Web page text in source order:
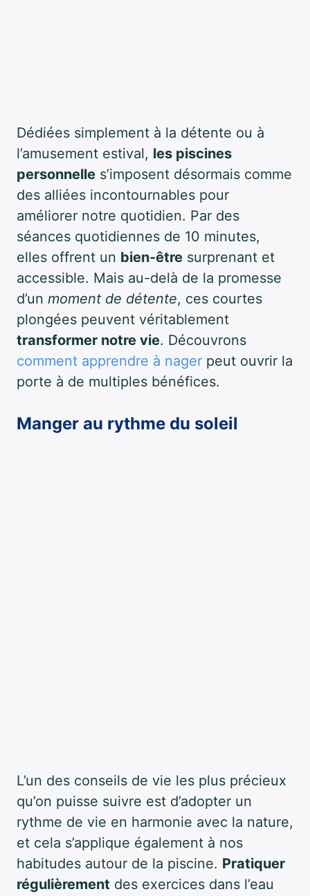
Dédiées simplement à la détente ou à
l’amusement estival, les piscines
personnelle s’imposent désormais comme
des alliées incontournables pour
améliorer notre quotidien. Par des
séances quotidiennes de 10 minutes,
elles offrent un bien-être surprenant et
accessible. Mais au-delà de la promesse
d’un moment de détente, ces courtes
plongées peuvent véritablement
transformer notre vie. Découvrons
comment apprendre à nager peut ouvrir la
porte à de multiples bénéfices.
Manger au rythme du soleil
L’un des conseils de vie les plus précieux
qu’on puisse suivre est d’adopter un
rythme de vie en harmonie avec la nature,
et cela s’applique également à nos
habitudes autour de la piscine. Pratiquer
régulièrement des exercices dans l’eau